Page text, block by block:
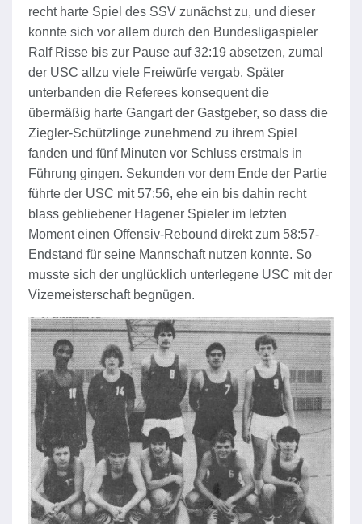
recht harte Spiel des SSV zunächst zu, und dieser
konnte sich vor allem durch den Bundesligaspieler
Ralf Risse bis zur Pause auf 32:19 absetzen, zumal
der USC allzu viele Freiwürfe vergab. Später
unterbanden die Referees konsequent die
übermäßig harte Gangart der Gastgeber, so dass die
Ziegler-Schützlinge zunehmend zu ihrem Spiel
fanden und fünf Minuten vor Schluss erstmals in
Führung gingen. Sekunden vor dem Ende der Partie
führte der USC mit 57:56, ehe ein bis dahin recht
blass gebliebener Hagener Spieler im letzten
Moment einen Offensiv-Rebound direkt zum 58:57-
Endstand für seine Mannschaft nutzen konnte. So
musste sich der unglücklich unterlegene USC mit der
Vizemeisterschaft begnügen.